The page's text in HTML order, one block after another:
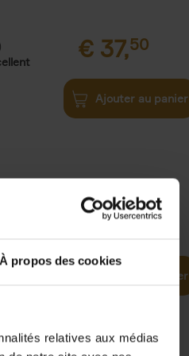
À propos des cookies
relatives aux médias
€ 37,50
Ajouter au panier
world 29,99
Ajouter au panier